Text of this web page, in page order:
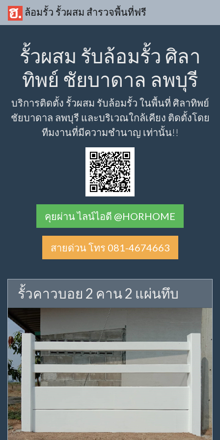
ล้อมรั้ว รั้วผสม สำรวจพื้นที่ฟรี
รั้วผสม รับล้อมรั้ว ศิลา
ทิพย์ ชัยบาดาล ลพบุรี
บริการติดตั้ง รั้วผสม รับล้อมรั้ว ในพื้นที่ ศิลาทิพย์
ชัยบาดาล ลพบุรี และบริเวณใกล้เคียง ติดตั้งโดย
ทีมงานที่มีความชำนาญ เท่านั้น!!
คุยผ่าน ไลน์ไอดี @HORHOME
สายด่วน โทร 081-4674663
รั้วคาวบอย 2 คาน 2 แผ่นทึบ